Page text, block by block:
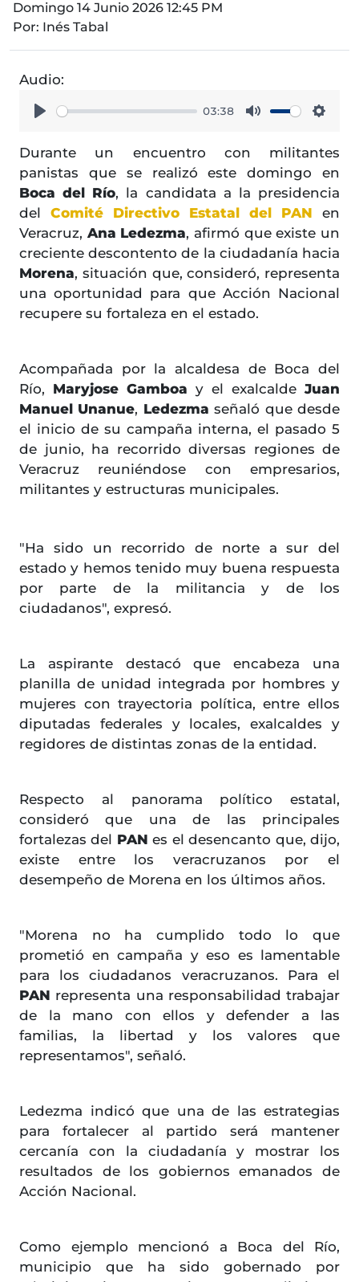
Domingo 14 Junio 2026 12:45 PM
Por: Inés Tabal
Audio:
03:38
Durante un encuentro con militantes
panistas que se realizó este domingo en
Boca del Río, la candidata a la presidencia
del Comité Directivo Estatal del PAN en
Veracruz, Ana Ledezma, afirmó que existe un
creciente descontento de la ciudadanía hacia
Morena, situación que, consideró, representa
una oportunidad para que Acción Nacional
recupere su fortaleza en el estado.
Acompañada por la alcaldesa de Boca del
Río, Maryjose Gamboa y el exalcaldeJuan
Manuel Unanue, Ledezmaseñaló que desde
el inicio de su campaña interna, el pasado 5
de junio, ha recorrido diversas regiones de
Veracruz reuniéndose con empresarios,
militantes y estructuras municipales.
"Ha sido un recorrido de norte a sur del
estado y hemos tenido muy buena respuesta
por parte de la militancia y de los
ciudadanos", expresó.
La aspirante destacó que encabeza una
planilla de unidad integrada por hombres y
mujeres con trayectoria política, entre ellos
diputadas federales y locales, exalcaldes y
regidores de distintas zonas de la entidad.
Respecto al panorama político estatal,
consideró que una de las principales
fortalezas del PANes el desencanto que, dijo,
existe entre los veracruzanos por el
desempeño de Morena en los últimos años.
"Morena no ha cumplido todo lo que
prometió en campaña y eso es lamentable
para los ciudadanos veracruzanos. Para el
PAN representa una responsabilidad trabajar
de la mano con ellos y defender a las
familias, la libertad y los valores que
representamos", señaló.
Ledezma indicó que una de las estrategias
para fortalecer al partido será mantener
cercanía con la ciudadanía y mostrar los
resultados de los gobiernos emanados de
Acción Nacional.
Como ejemplo mencionó a Boca del Río,
municipio que ha sido gobernado por